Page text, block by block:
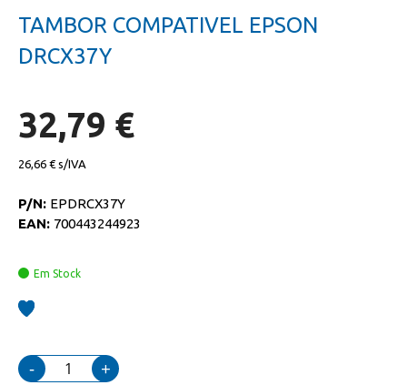
da
galeria
de
início
da
galeria
TAMBOR COMPATIVEL EPSON
DRCX37Y
32,79 €
26,66 €
P/N: EPDRCX37Y
EAN: 700443244923
Em Stock
- +